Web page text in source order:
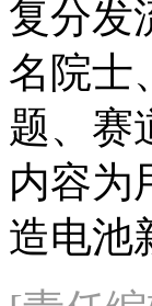
复分发
名院士
题、赛
内容为
造电池